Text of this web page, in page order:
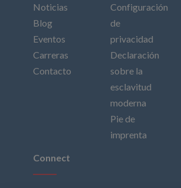
Noticias
Blog
Eventos
Carreras
Contacto
Configuración
de
privacidad
Declaración
sobre la
esclavitud
moderna
Pie de
imprenta
Connect